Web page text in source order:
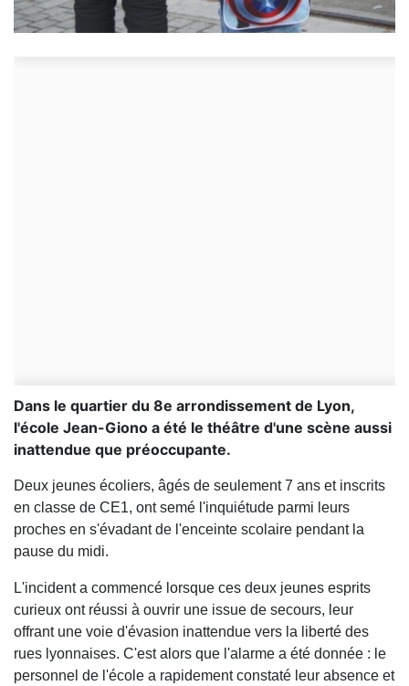
Dans le quartier du 8e arrondissement de Lyon,
l'école Jean-Giono a été le théâtre d'une scène aussi
inattendue que préoccupante.
Deux jeunes écoliers, âgés de seulement 7 ans et inscrits
en classe de CE1, ont semé l'inquiétude parmi leurs
proches en s'évadant de l'enceinte scolaire pendant la
pause du midi.
L'incident a commencé lorsque ces deux jeunes esprits
curieux ont réussi à ouvrir une issue de secours, leur
offrant une voie d'évasion inattendue vers la liberté des
rues lyonnaises. C'est alors que l'alarme a été donnée : le
personnel de l'école a rapidement constaté leur absence et